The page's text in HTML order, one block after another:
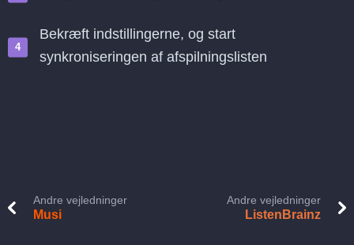
Bekræft indstillingerne, og start
synkroniseringen af afspilningslisten
Andre vejledninger
Musi
Andre vejledninger
ListenBrainz